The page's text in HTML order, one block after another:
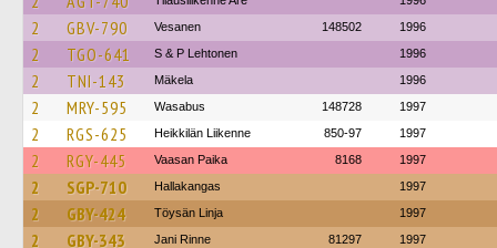
2 GBV-790 Vesanen 148502 1996
2 TGO-641 S & P Lehtonen 1996
2 TNI-143 Mäkela 1996
2 MRY-595 Wasabus 148728 1997
2 RGS-625 Heikkilän Liikenne 850-97 1997
2 RGY-445 Vaasan Paika 8168 1997
2 SGP-710 Hallakangas 1997
2 GBY-424 Töysän Linja 1997
2 GBY-343 Jani Rinne 81297 1997